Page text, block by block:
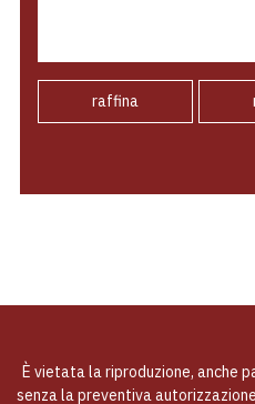
raffina
È vietata la riproduzione, anche
senza la preventiva